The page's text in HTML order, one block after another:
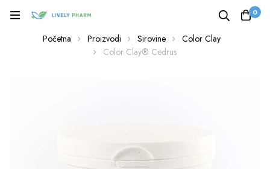
0
Početna Proizvodi Sirovine
Color Clay
Color Clay® Cedrus